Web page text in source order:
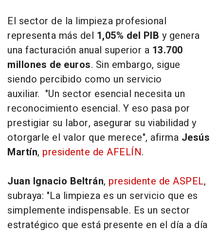
El sector de la limpieza profesional
representa más del 1,05% del PIB y genera
una facturación anual superior a 13.700
millones de euros. Sin embargo, sigue
siendo percibido como un servicio
auxiliar. "Un sector esencial necesita un
reconocimiento esencial. Y eso pasa por
prestigiar su labor, asegurar su viabilidad y
otorgarle el valor que merece", afirma Jesús
Martín, presidente de AFELÍN.
Juan Ignacio Beltrán, presidente de ASPEL,
subraya: "La limpieza es un servicio que es
simplemente indispensable. Es un sector
estratégico que está presente en el día a día